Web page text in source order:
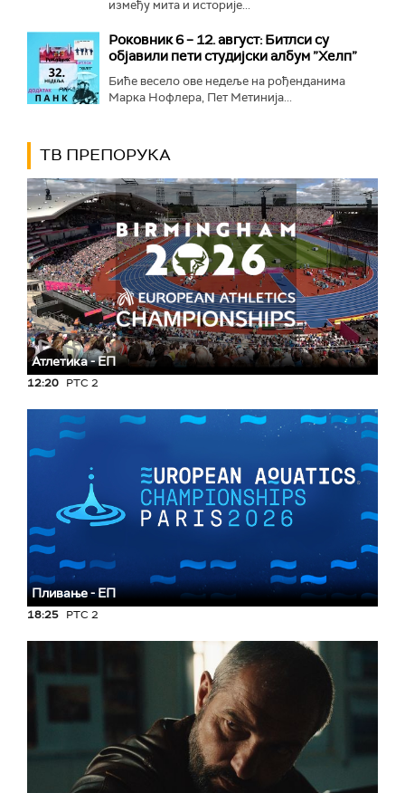
између мита и историје...
Роковник 6 – 12. август: Битлси су
објавили пети студијски албум ”Хелп”
Биће весело ове недеље на рођенданима
Марка Нофлера, Пет Метинија...
ТВ ПРЕПОРУКА
Атлетика - ЕП
12:20 РТС 2
Пливање - ЕП
18:25 РТС 2